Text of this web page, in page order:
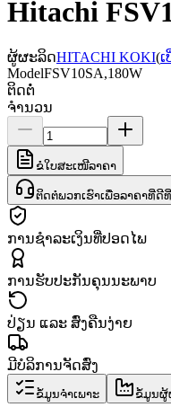
Hitachi
ຜູ້ຜະລິດHITACHI KOKI(
ModelFSV10SA,180W
ຕິດຕໍ່
ຈຳນວນ
ຂໍໃບສະເໜີລາຄາ
ຕິດຕໍ່ພວກເຮົາເພື່ອລາຄາທີ່ດີ
ການຊຳລະເງິນທີ່ປອດໄພ
ການຮັບປະກັນຄຸນນະພາບ
ປ່ຽນ ແລະ ສົ່ງຄືນງ່າຍ
ມີບໍລິການຈັດສົ່ງ
ຂໍ້ມູນຈຳເພາະ ຂໍ້ມູນຜູ້